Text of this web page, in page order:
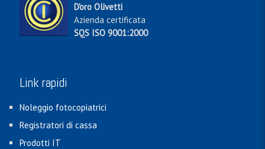
D'oro Olivetti
Azienda certificata
SQS ISO 9001:2000
Link rapidi
Noleggio fotocopiatrici
Registratori di cassa
Prodotti IT